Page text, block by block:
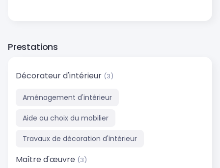
Prestations
Décorateur d'intérieur (3)
Aménagement d'intérieur
Aide au choix du mobilier
Travaux de décoration d'intérieur
Maître d'œuvre (3)